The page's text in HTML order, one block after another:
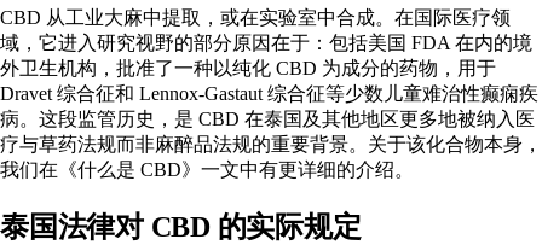
CBD 从工业大麻中提取，或在实验室中合成。在国际医疗领
域，它进入研究视野的部分原因在于：包括美国 FDA 在内的境
外卫生机构，批准了一种以纯化 CBD 为成分的药物，用于
Dravet 综合征和 Lennox-Gastaut 综合征等少数儿童难治性癫痫疾
病。这段监管历史，是 CBD 在泰国及其他地区更多地被纳入医
疗与草药法规而非麻醉品法规的重要背景。关于该化合物本身，
我们在 《什么是 CBD》 一文中有更详细的介绍。
泰国法律对 CBD 的实际规定